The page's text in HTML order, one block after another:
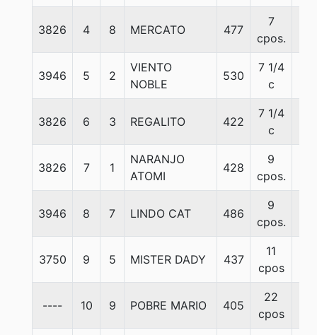
3826 4 8 MERCATO 477
7
cpos.
3946 5 2
VIENTO
NOBLE
530
7 1/4
c
3826 6 3 REGALITO 422
7 1/4
c
3826 7 1
NARANJO
ATOMI
428
9
cpos.
3946 8 7 LINDO CAT 486
9
cpos.
3750 9 5 MISTER DADY 437
11
cpos
---- 10 9 POBRE MARIO 405
22
cpos